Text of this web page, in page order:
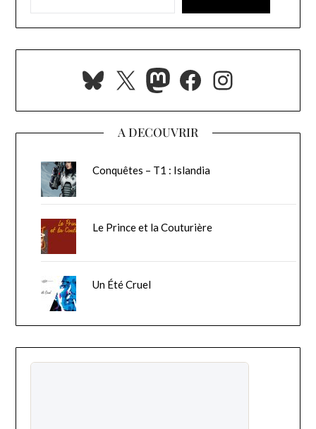
Bluesky
X Mastodon
Facebook
A DECOUVRIR
Conquêtes – T1 : Islandia
Le Prince et la Couturière
Un Été Cruel